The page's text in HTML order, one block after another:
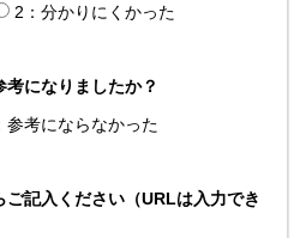
2：分かりにくかった
になりましたか？
参考にならなかった
記入ください（URLは入力でき